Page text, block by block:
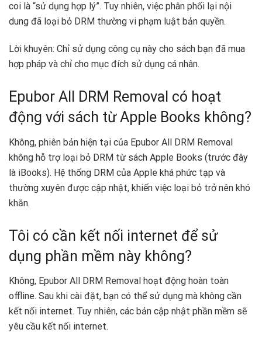
coi là “sử dụng hợp lý”. Tuy nhiên, việc phân phối lại nội
dung đã loại bỏ DRM thường vi phạm luật bản quyền.
Lời khuyên: Chỉ sử dụng công cụ này cho sách bạn đã mua
hợp pháp và chỉ cho mục đích sử dụng cá nhân.
Epubor All DRM Removal có hoạt
động với sách từ Apple Books không?
Không, phiên bản hiện tại của Epubor All DRM Removal
không hỗ trợ loại bỏ DRM từ sách Apple Books (trước đây
là iBooks). Hệ thống DRM của Apple khá phức tạp và
thường xuyên được cập nhật, khiến việc loại bỏ trở nên khó
khăn.
Tôi có cần kết nối internet để sử
dụng phần mềm này không?
Không, Epubor All DRM Removal hoạt động hoàn toàn
offline. Sau khi cài đặt, bạn có thể sử dụng mà không cần
kết nối internet. Tuy nhiên, các bản cập nhật phần mềm sẽ
yêu cầu kết nối internet.